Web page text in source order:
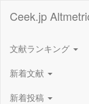
Ceek.jp
文献ランキング
新着文献
新着投稿